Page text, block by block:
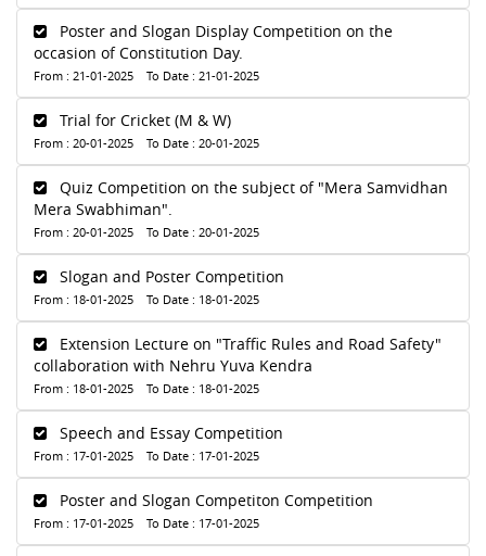
Poster and Slogan Display Competition on the
occasion of Constitution Day.
From : 21-01-2025 To Date : 21-01-2025
Trial for Cricket (M & W)
From : 20-01-2025 To Date : 20-01-2025
Quiz Competition on the subject of "Mera Samvidhan
Mera Swabhiman".
From : 20-01-2025 To Date : 20-01-2025
Slogan and Poster Competition
From : 18-01-2025 To Date : 18-01-2025
Extension Lecture on "Traffic Rules and Road Safety"
collaboration with Nehru Yuva Kendra
From : 18-01-2025 To Date : 18-01-2025
Speech and Essay Competition
From : 17-01-2025 To Date : 17-01-2025
Poster and Slogan Competiton Competition
From : 17-01-2025 To Date : 17-01-2025